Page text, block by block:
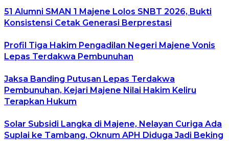
51 Alumni SMAN 1 Majene Lolos SNBT 2026, Bukti
Konsistensi Cetak Generasi Berprestasi
Profil Tiga Hakim Pengadilan Negeri Majene Vonis
Lepas Terdakwa Pembunuhan
Jaksa Banding Putusan Lepas Terdakwa
Pembunuhan, Kejari Majene Nilai Hakim Keliru
Terapkan Hukum
Solar Subsidi Langka di Majene, Nelayan Curiga Ada
Suplai ke Tambang, Oknum APH Diduga Jadi Beking